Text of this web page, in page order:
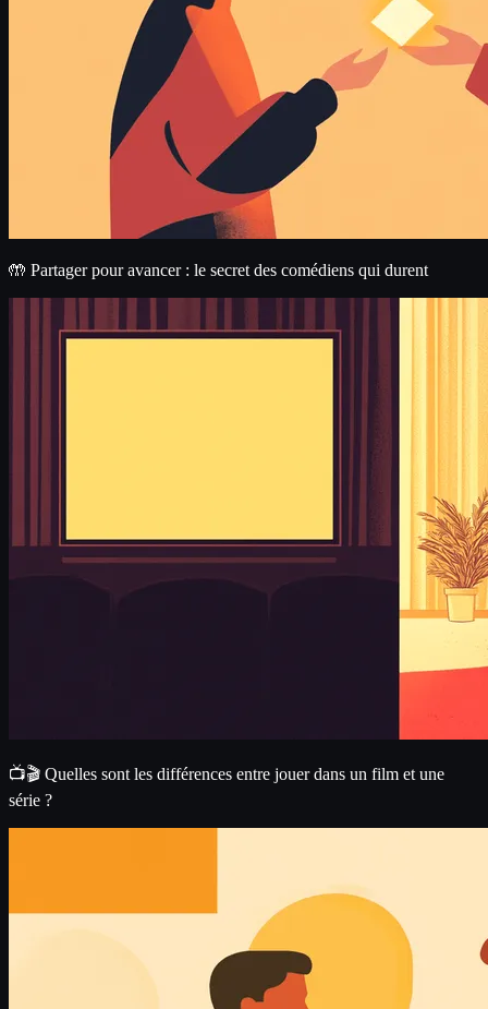
🤲 Partager pour avancer : le secret des comédiens qui durent
📺🎬 Quelles sont les différences entre jouer dans un film et une
série ?